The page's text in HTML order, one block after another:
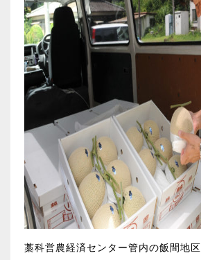
藁科営農経済センター管内の飯間地